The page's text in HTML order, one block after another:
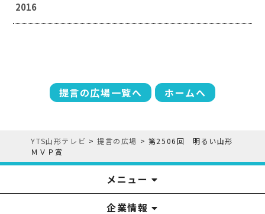
2016
提言の広場一覧へ ホームへ
YTS山形テレビ >提言の広場 > 第2506回 明るい山形
ＭＶＰ賞
メニュー
YTSニュース
番組
アナウンサー
プレゼント
イベント
みるるん星人
YTS見学ツアー
番組表
お問い合わせ
企業情報